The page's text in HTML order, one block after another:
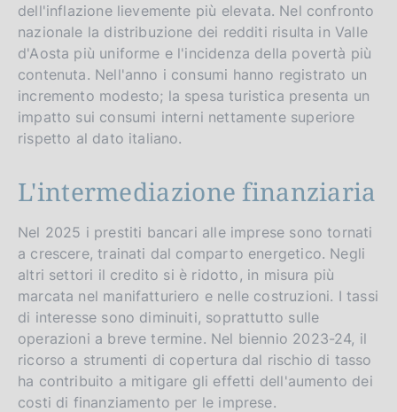
dell'inflazione lievemente più elevata. Nel confronto
nazionale la distribuzione dei redditi risulta in Valle
d'Aosta più uniforme e l'incidenza della povertà più
contenuta. Nell'anno i consumi hanno registrato un
incremento modesto; la spesa turistica presenta un
impatto sui consumi interni nettamente superiore
rispetto al dato italiano.
L'intermediazione finanziaria
Nel 2025 i prestiti bancari alle imprese sono tornati
a crescere, trainati dal comparto energetico. Negli
altri settori il credito si è ridotto, in misura più
marcata nel manifatturiero e nelle costruzioni. I tassi
di interesse sono diminuiti, soprattutto sulle
operazioni a breve termine. Nel biennio 2023-24, il
ricorso a strumenti di copertura dal rischio di tasso
ha contribuito a mitigare gli effetti dell'aumento dei
costi di finanziamento per le imprese.